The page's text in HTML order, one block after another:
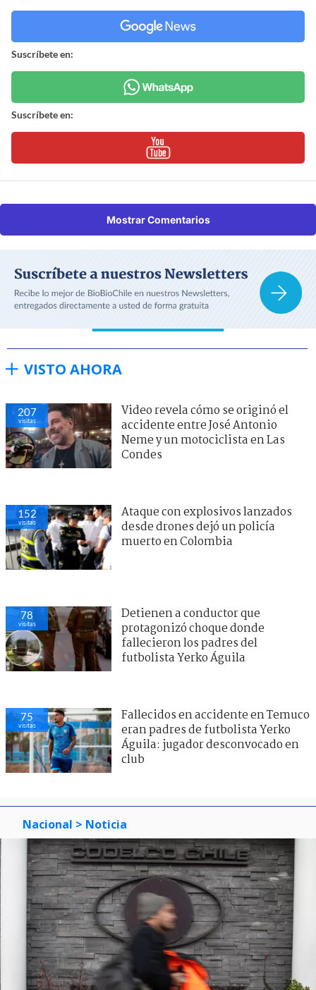
Suscríbete en:
Suscríbete en:
Mostrar Comentarios
VISTO AHORA
207
visitas
Video revela cómo se originó el
accidente entre José Antonio
Neme y un motociclista en Las
Condes
152
visitas
Ataque con explosivos lanzados
desde drones dejó un policía
muerto en Colombia
78
visitas
Detienen a conductor que
protagonizó choque donde
fallecieron los padres del
futbolista Yerko Águila
75
visitas
Fallecidos en accidente en Temuco
eran padres de futbolista Yerko
Águila: jugador desconvocado en
club
Nacional > Noticia